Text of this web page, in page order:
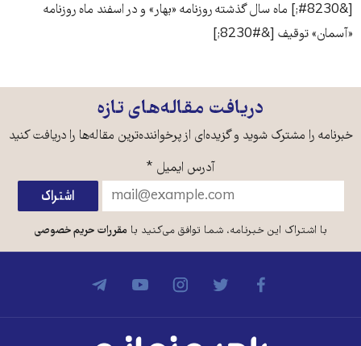
[&#8230;] ماه سال گذشته روزنامه «بهار» و در اسفند ماه روزنامه
«آسمان» توقیف [&#8230;]
دریافت مقاله‌های تازه
خبرنامه را مشترک شوید و گزیده‌ای از پرخواننده‌ترین مقاله‌ها را دریافت کنید
آدرس ایمیل *
با اشتراک این خبرنامه، شما توافق می‌کنید بامقررات حریم خصوصی